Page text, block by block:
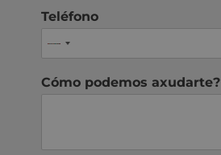
Teléfono
Cómo podemos axudarte?